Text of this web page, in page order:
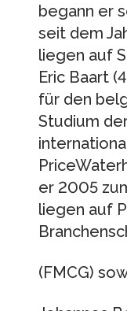
begann er
seit dem
liegen auf
Eric Baart
für den
Studium
er 2005
liegen auf
(FMCG)